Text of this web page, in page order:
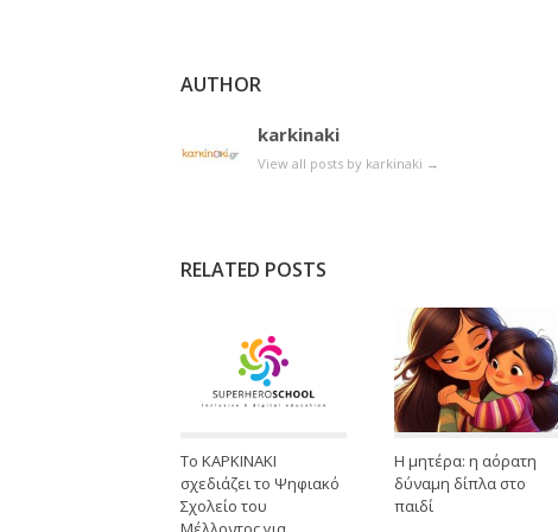
AUTHOR
karkinaki
View all posts by karkinaki →
RELATED POSTS
Το ΚΑΡΚΙΝΑΚΙ
σχεδιάζει το Ψηφιακό
Σχολείο του
Η μητέρα: η αόρατη
δύναμη δίπλα στο
παιδί